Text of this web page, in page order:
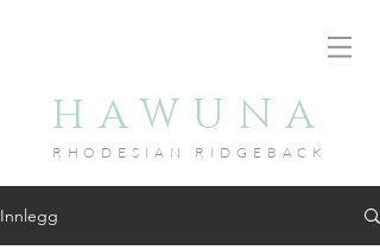
HAWUNA
RHODESIAN RID GEBACK
Innlegg